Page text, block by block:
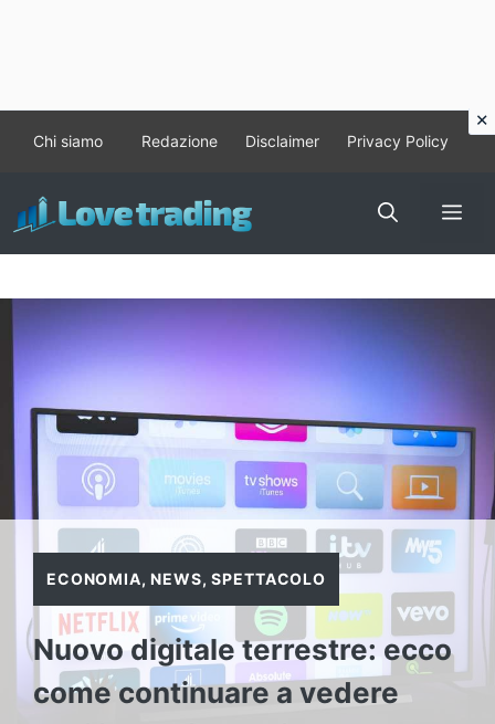
contenuto
Chi siamo Redazione Disclaimer Privacy Policy
ECONOMIA,NEWS,SPETTACOLO
Nuovo digitale terrestre: ecco
come continuare a vedere